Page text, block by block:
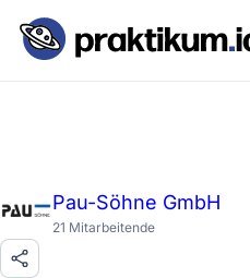
Pau-Söhne GmbH
21 Mitarbeitende